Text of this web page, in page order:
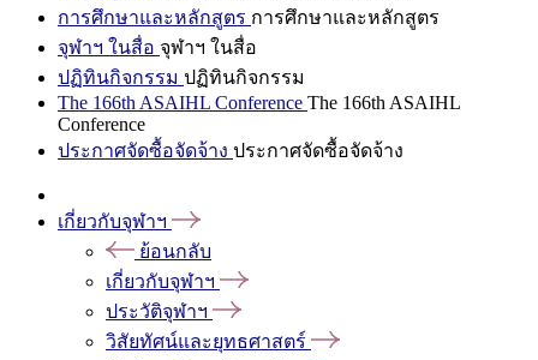
การศึกษาและหลักสูตร การศึกษาและหลักสูตร
จุฬาฯ ในสื่อ จุฬาฯ ในสื่อ
ปฏิทินกิจกรรม ปฏิทินกิจกรรม
The 166th ASAIHL Conference The 166th ASAIHL
Conference
ประกาศจัดซื้อจัดจ้าง ประกาศจัดซื้อจัดจ้าง
เกี่ยวกับจุฬาฯ
ย้อนกลับ
เกี่ยวกับจุฬาฯ
ประวัติจุฬาฯ
วิสัยทัศน์และยุทธศาสตร์